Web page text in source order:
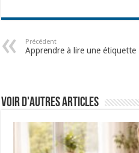
Précédent
Apprendre à lire une étiquette
Voir d'autres articles